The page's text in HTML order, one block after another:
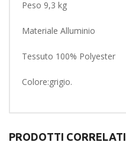
Peso 9,3 kg
Materiale Alluminio
Tessuto 100% Polyester
Colore:grigio.
PRODOTTI CORRELATI